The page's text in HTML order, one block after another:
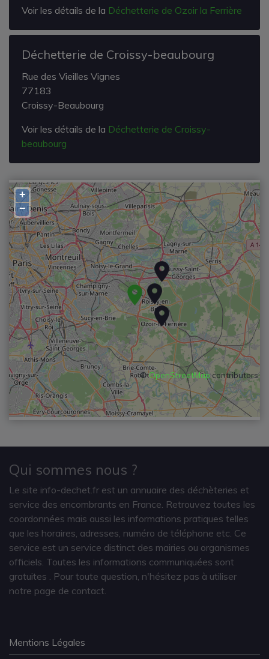
+
−
©OpenStreetMap contributors
Voir les détails de la Déchetterie de Ozoir la Ferrière
Déchetterie de Croissy-beaubourg
Rue des Vieilles Vignes
77183
Croissy-Beaubourg
Voir les détails de la Déchetterie de Croissy-
beaubourg
Qui sommes nous ?
Le site info-dechet.fr est un annuaire des déchèteries et
service des encombrants en France. Retrouvez toutes les
coordonnées mais aussi les informations pratiques telles
que les horaires, adresses, numéro de téléphone etc. Ce
service est un service distinct des mairies ou organismes
officiels. Toutes les informations communiquées sont
gratuites
. Pour toute question, n'hésitez pas à utiliser
notre page de contact.
Mentions Légales